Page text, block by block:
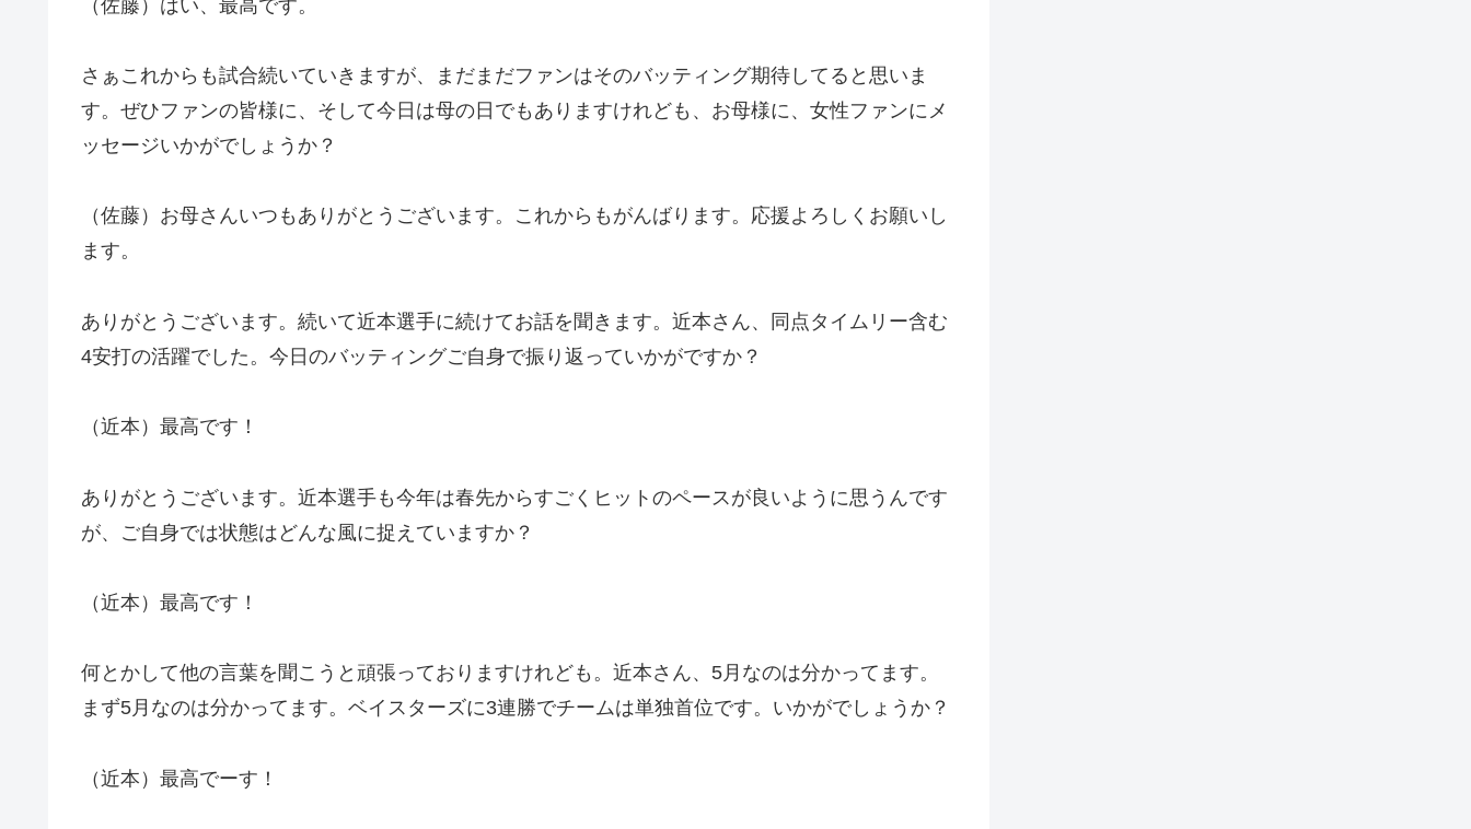
（佐藤）はい、最高です。
さぁこれからも試合続いていきますが、まだまだファンはそのバッティング期待してると思いま
す。ぜひファンの皆様に、そして今日は母の日でもありますけれども、お母様に、女性ファンにメ
ッセージいかがでしょうか？
（佐藤）お母さんいつもありがとうございます。これからもがんばります。応援よろしくお願いし
ます。
ありがとうございます。続いて近本選手に続けてお話を聞きます。近本さん、同点タイムリー含む
4安打の活躍でした。今日のバッティングご自身で振り返っていかがですか？
（近本）最高です！
ありがとうございます。近本選手も今年は春先からすごくヒットのペースが良いように思うんです
が、ご自身では状態はどんな風に捉えていますか？
（近本）最高です！
何とかして他の言葉を聞こうと頑張っておりますけれども。近本さん、5月なのは分かってます。
まず5月なのは分かってます。ベイスターズに3連勝でチームは単独首位です。いかがでしょうか？
（近本）最高でーす！